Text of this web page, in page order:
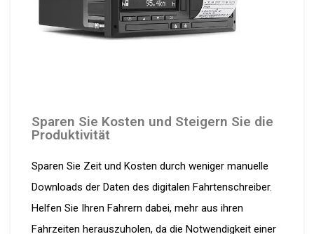
Sparen Sie Kosten und Steigern Sie die
Produktivität
Sparen Sie Zeit und Kosten durch weniger manuelle
Downloads der Daten des digitalen Fahrtenschreiber.
Helfen Sie Ihren Fahrern dabei, mehr aus ihren
Fahrzeiten herauszuholen, da die Notwendigkeit einer